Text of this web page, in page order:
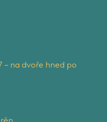
– na dvoře hned po